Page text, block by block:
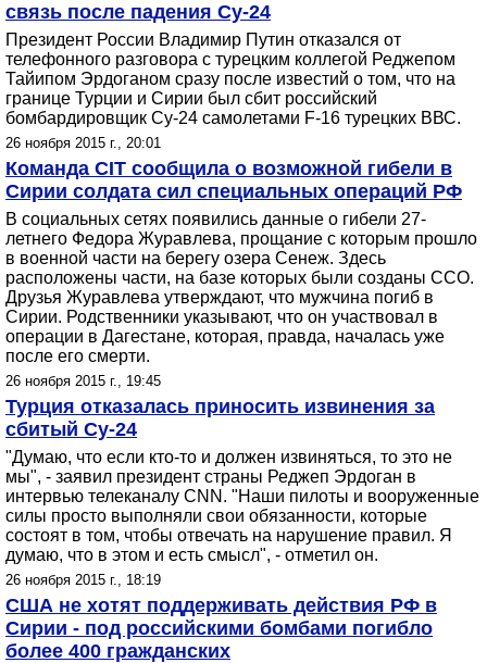
связь после падения Су-24
Президент России Владимир Путин отказался от
телефонного разговора с турецким коллегой Реджепом
Тайипом Эрдоганом сразу после известий о том, что на
границе Турции и Сирии был сбит российский
бомбардировщик Су-24 самолетами F-16 турецких ВВС.
26 ноября 2015 г., 20:01
Команда CIT сообщила о возможной гибели в
Сирии солдата сил специальных операций РФ
В социальных сетях появились данные о гибели 27-
летнего Федора Журавлева, прощание с которым прошло
в военной части на берегу озера Сенеж. Здесь
расположены части, на базе которых были созданы ССО.
Друзья Журавлева утверждают, что мужчина погиб в
Сирии. Родственники указывают, что он участвовал в
операции в Дагестане, которая, правда, началась уже
после его смерти.
26 ноября 2015 г., 19:45
Турция отказалась приносить извинения за
сбитый Су-24
"Думаю, что если кто-то и должен извиняться, то это не
мы", - заявил президент страны Реджеп Эрдоган в
интервью телеканалу CNN. "Наши пилоты и вооруженные
силы просто выполняли свои обязанности, которые
состоят в том, чтобы отвечать на нарушение правил. Я
думаю, что в этом и есть смысл", - отметил он.
26 ноября 2015 г., 18:19
США не хотят поддерживать действия РФ в
Сирии - под российскими бомбами погибло
более 400 гражданских